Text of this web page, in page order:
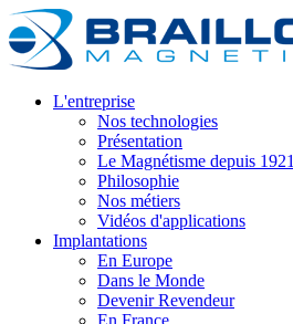
L'entreprise
Nos technologies
Présentation
Le Magnétisme depuis 1921
Philosophie
Nos métiers
Vidéos d'applications
Implantations
En Europe
Dans le Monde
Devenir Revendeur
En France